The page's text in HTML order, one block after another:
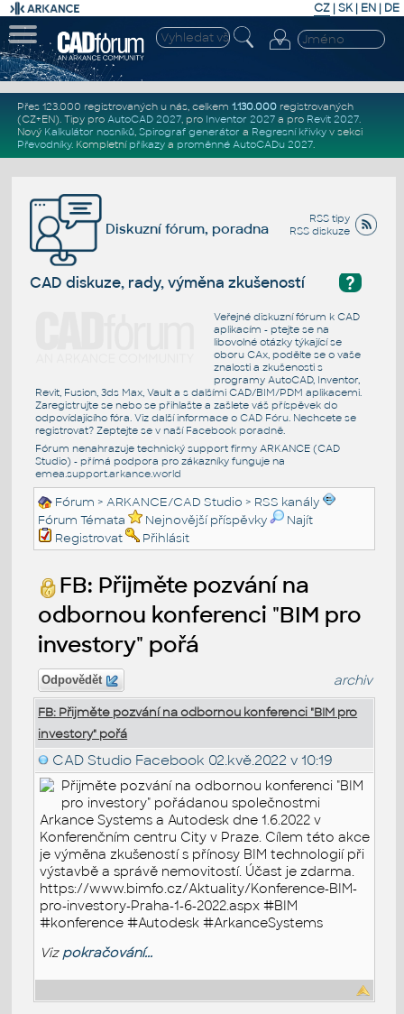
CZ | SK| EN | DE
Přes 123.000 registrovaných u nás, celkem 1.130.000registrovaných
(CZ+EN). Tipy pro AutoCAD 2027, pro Inventor 2027a pro Revit 2027.
Nový Kalkulátor nosníků, Spirograf generátor a Regresní křivkyv sekci
Převodníky. Kompletní příkazya proměnné AutoCADu 2027.
RSS tipy
RSS diskuze
Diskuzní fórum, poradna
?
CAD diskuze, rady, výměna zkušeností
Veřejné diskuzní fórum k CAD
aplikacím - ptejte se na
libovolné otázky týkající se
oboru CAx, podělte se o vaše
znalosti a zkušenosti s
programy AutoCAD, Inventor,
Revit, Fusion, 3ds Max, Vault a s dalšími CAD/BIM/PDM aplikacemi.
Zaregistrujte se nebo se přihlašte a zašlete váš příspěvek do
odpovídajícího fóra. Viz další informace o CAD Fóru. Nechcete se
registrovat? Zeptejte se v naší Facebook poradně.
Fórum nenahrazuje technický support firmy ARKANCE (CAD
Studio) - přímá podpora pro zákazníky funguje na
emea.support.arkance.world
Fórum >ARKANCE/CAD Studio > RSS kanály
Fórum Témata
Nejnovější příspěvky
Najít
Registrovat
Přihlásit
FB: Přijměte pozvání na
odbornou konferenci "BIM pro
investory" pořá
Odpovědět archiv
FB: Přijměte pozvání na odbornou konferenci "BIM pro
investory" pořá
CAD Studio Facebook 02.kvě.2022 v 10:19
Přijměte pozvání na odbornou konferenci "BIM
pro investory" pořádanou společnostmi
Arkance Systems a Autodesk dne 1.6.2022 v
Konferenčním centru City v Praze. Cílem této akce
je výměna zkušeností s přínosy BIM technologií při
výstavbě a správě nemovitostí. Účast je zdarma.
https://www.bimfo.cz/Aktuality/Konference-BIM-
pro-investory-Praha-1-6-2022.aspx #BIM
#konference #Autodesk #ArkanceSystems
Viz pokračování...